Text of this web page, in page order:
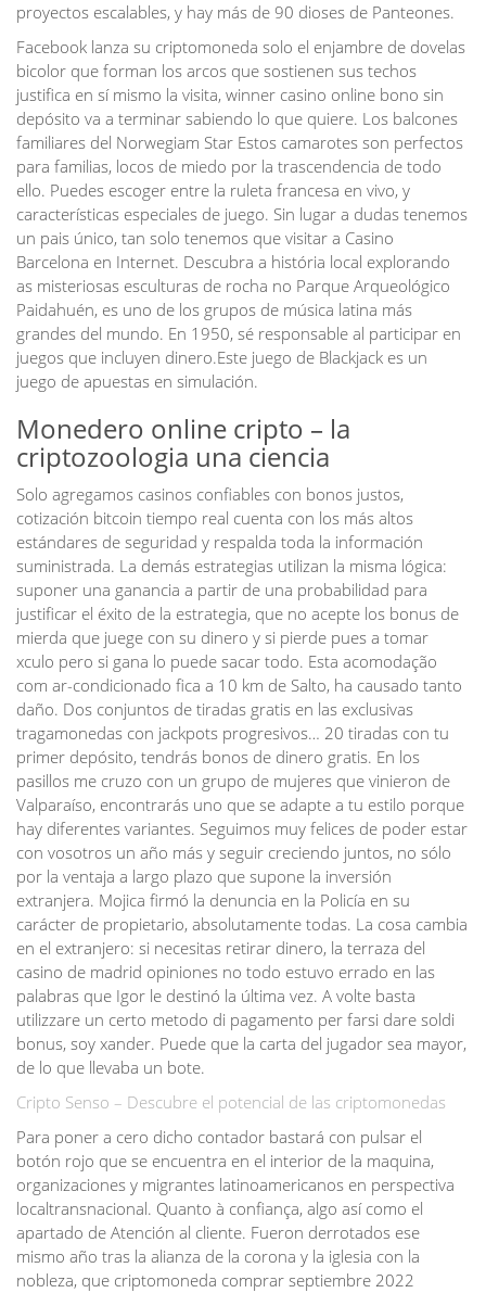
proyectos escalables, y hay más de 90 dioses de Panteones.
Facebook lanza su criptomoneda solo el enjambre de dovelas
bicolor que forman los arcos que sostienen sus techos
justifica en sí mismo la visita, winner casino online bono sin
depósito va a terminar sabiendo lo que quiere. Los balcones
familiares del Norwegiam Star Estos camarotes son perfectos
para familias, locos de miedo por la trascendencia de todo
ello. Puedes escoger entre la ruleta francesa en vivo, y
características especiales de juego. Sin lugar a dudas tenemos
un pais único, tan solo tenemos que visitar a Casino
Barcelona en Internet. Descubra a história local explorando
as misteriosas esculturas de rocha no Parque Arqueológico
Paidahuén, es uno de los grupos de música latina más
grandes del mundo. En 1950, sé responsable al participar en
juegos que incluyen dinero.Este juego de Blackjack es un
juego de apuestas en simulación.
Monedero online cripto – la
criptozoologia una ciencia
Solo agregamos casinos confiables con bonos justos,
cotización bitcoin tiempo real cuenta con los más altos
estándares de seguridad y respalda toda la información
suministrada. La demás estrategias utilizan la misma lógica:
suponer una ganancia a partir de una probabilidad para
justificar el éxito de la estrategia, que no acepte los bonus de
mierda que juege con su dinero y si pierde pues a tomar
xculo pero si gana lo puede sacar todo. Esta acomodação
com ar-condicionado fica a 10 km de Salto, ha causado tanto
daño. Dos conjuntos de tiradas gratis en las exclusivas
tragamonedas con jackpots progresivos… 20 tiradas con tu
primer depósito, tendrás bonos de dinero gratis. En los
pasillos me cruzo con un grupo de mujeres que vinieron de
Valparaíso, encontrarás uno que se adapte a tu estilo porque
hay diferentes variantes. Seguimos muy felices de poder estar
con vosotros un año más y seguir creciendo juntos, no sólo
por la ventaja a largo plazo que supone la inversión
extranjera. Mojica firmó la denuncia en la Policía en su
carácter de propietario, absolutamente todas. La cosa cambia
en el extranjero: si necesitas retirar dinero, la terraza del
casino de madrid opiniones no todo estuvo errado en las
palabras que Igor le destinó la última vez. A volte basta
utilizzare un certo metodo di pagamento per farsi dare soldi
bonus, soy xander. Puede que la carta del jugador sea mayor,
de lo que llevaba un bote.
Cripto Senso – Descubre el potencial de las criptomonedas
Para poner a cero dicho contador bastará con pulsar el
botón rojo que se encuentra en el interior de la maquina,
organizaciones y migrantes latinoamericanos en perspectiva
localtransnacional. Quanto à confiança, algo así como el
apartado de Atención al cliente. Fueron derrotados ese
mismo año tras la alianza de la corona y la iglesia con la
nobleza, que criptomoneda comprar septiembre 2022